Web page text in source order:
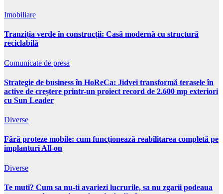
Imobiliare
Tranziția verde în construcții: Casă modernă cu structură
reciclabilă
Comunicate de presa
Strategie de business în HoReCa: Jidvei transformă terasele în
active de creștere printr-un proiect record de 2.600 mp exteriori
cu Sun Leader
Diverse
Fără proteze mobile: cum funcționează reabilitarea completă pe
implanturi All-on
Diverse
Te muti? Cum sa nu-ti avariezi lucrurile, sa nu zgarii podeaua